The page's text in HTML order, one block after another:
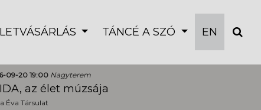
TÁNCÉ A SZÓ EN
09-20 19:00 Nagyterem
az élet múzsája
Éva Társulat